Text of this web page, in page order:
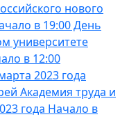
нового
в 19:00 День
университете
в 12:00
2023 года
Академия труда и
года Начало в